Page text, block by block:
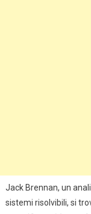
Jack Brennan, un
sistemi risolvibili, si